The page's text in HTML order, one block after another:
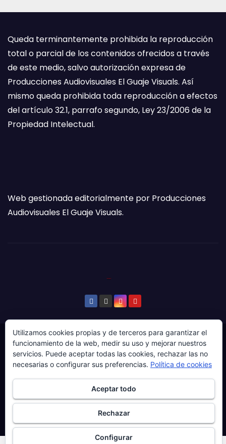
Queda terminantemente prohibida la reproducción
total o parcial de los contenidos ofrecidos a través
de este medio, salvo autorización expresa de
Producciones Audiovisuales El Guaje Visuals. Así
mismo queda prohibida toda reproducción a efectos
del artículo 32.1, parrafo segundo, Ley 23/2006 de la
Propiedad Intelectual.
Web gestionada editorialmente por Producciones
Audiovisuales El Guaje Visuals.
© Copyright 2024. Todos los derechos reservados.
Web gestionada por Producciones Audiovisuales El
Guaje Visuals.
Sobre ‘Ḷḷena a esgaya’ Publicidad
Política de privacidad
Política de cookies
Más información sobre las cookies
Utilizamos cookies propias y de terceros para garantizar el
funcionamiento de la web, medir su uso y mejorar nuestros
servicios. Puede aceptar todas las cookies, rechazar las no
necesarias o configurar sus preferencias. Política de cookies
Aceptar todo
Rechazar
Configurar